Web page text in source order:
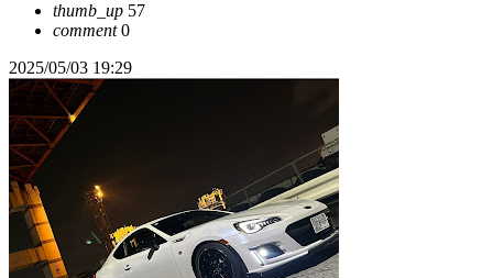
thumb_up 57
comment0
2025/05/03 19:29